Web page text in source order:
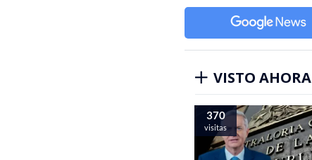
VISTO AHORA
370
visitas